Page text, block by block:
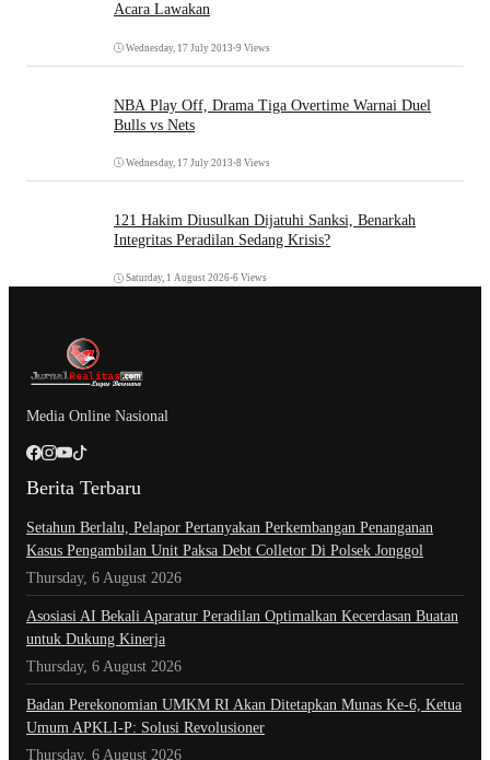
Acara Lawakan
Wednesday, 17 July 2013 •9 Views
NBA Play Off, Drama Tiga Overtime Warnai Duel
Bulls vs Nets
Wednesday, 17 July 2013 •8 Views
121 Hakim Diusulkan Dijatuhi Sanksi, Benarkah
Integritas Peradilan Sedang Krisis?
Saturday, 1 August 2026•6 Views
Media Online Nasional
Berita Terbaru
Setahun Berlalu, Pelapor Pertanyakan Perkembangan Penanganan
Kasus Pengambilan Unit Paksa Debt Colletor Di Polsek Jonggol
Thursday, 6 August 2026
Asosiasi AI Bekali Aparatur Peradilan Optimalkan Kecerdasan Buatan
untuk Dukung Kinerja
Thursday, 6 August 2026
Badan Perekonomian UMKM RI Akan Ditetapkan Munas Ke-6, Ketua
Umum APKLI-P: Solusi Revolusioner
Thursday, 6 August 2026